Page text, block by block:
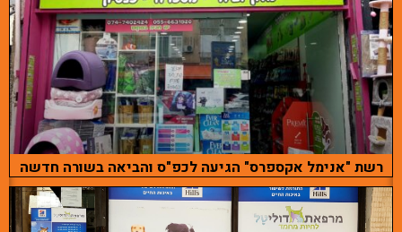
רשת "אנימל אקספרס" הגיעה לכפ"ס והביאה בשורה חדשה